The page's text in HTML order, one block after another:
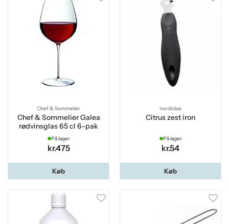
Chef & Sommelier
Chef & Sommelier Galea
rødvinsglas 65 cl 6-pak
På lager
kr.475
Køb
nordicbar
Citrus zest iron
På lager
kr.54
Køb